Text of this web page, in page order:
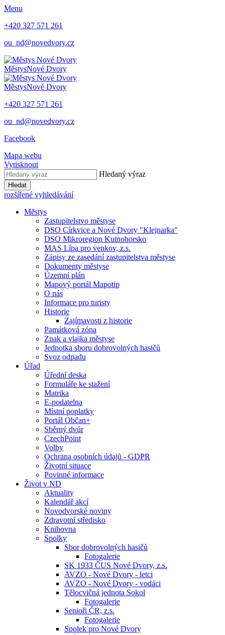
Menu
+420 327 571 261
ou_nd@novedvory.cz
MěstysNové Dvory
MěstysNové Dvory
+420 327 571 261
ou_nd@novedvory.cz
Facebook
Mapa webu
Vytisknout
Hledaný výraz
Hledat
rozšířené vyhledávání
Městys
Zastupitelstvo městyse
DSO Církvice a Nové Dvory "Klejnarka"
DSO Mikroregion Kutnohorsko
MAS Lípa pro venkov, z.s.
Zápisy ze zasedání zastupitelstva městyse
Dokumenty městyse
Územní plán
Mapový portál Mapotip
O nás
Informace pro turisty
Historie
Zajímavosti z historie
Památková zóna
Znak a vlajka městyse
Jednotka sboru dobrovolných hasičů
Svoz odpadu
Úřad
Úřední deska
Formuláře ke stažení
Matrika
E-podatelna
Místní poplatky
Portál Občan+
Sběrný dvůr
CzechPoint
Volby
Ochrana osobních údajů - GDPR
Životní situace
Povinné informace
Život v ND
Aktuality
Kalendář akcí
Novodvorské noviny
Zdravotní středisko
Knihovna
Spolky
Sbor dobrovolných hasičů
Fotogalerie
SK 1933 ČUS Nové Dvory, z.s.
AVZO - Nové Dvory - letci
AVZO - Nové Dvory - vodáci
Tělocvičná jednota Sokol
Fotogalerie
Senioři ČR, z.s.
Fotogalerie
Spolek pro Nové Dvory